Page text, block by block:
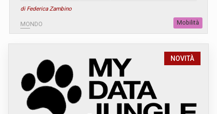
di Federica Zambino
MONDO Mobilità
NOVITÀ